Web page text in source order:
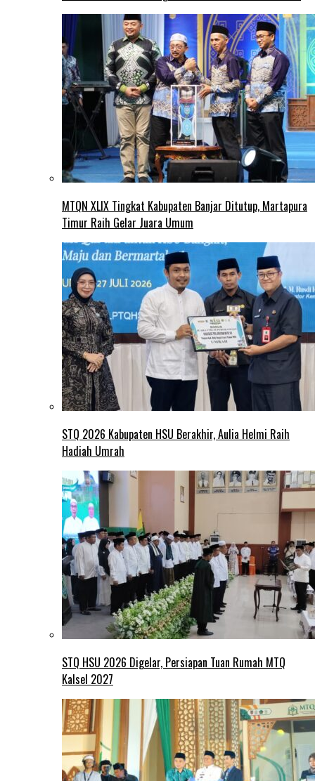
MTQN XLIX Tingkat Kabupaten Banjar Ditutup, Martapura
Timur Raih Gelar Juara Umum
STQ 2026 Kabupaten HSU Berakhir, Aulia Helmi Raih
Hadiah Umrah
STQ HSU 2026 Digelar, Persiapan Tuan Rumah MTQ
Kalsel 2027